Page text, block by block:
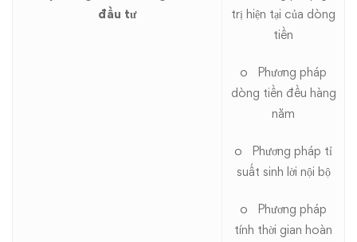
đầu tư
trị hiện tại của dòng
tiền
o Phương pháp
dòng tiền đều hàng
năm
o Phương pháp tỉ
suất sinh lời nội bộ
o Phương pháp
tính thời gian hoàn